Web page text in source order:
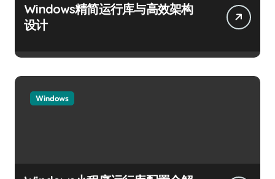
Windows精简运行库与高效架构
设计
Windows